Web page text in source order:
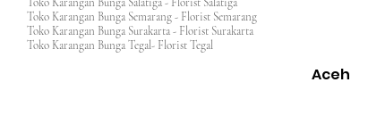
Toko Karangan Bunga Semarang - Florist Semarang
Toko Karangan Bunga Surakarta - Florist Surakarta
Toko Karangan Bunga Tegal- Florist Tegal
Aceh